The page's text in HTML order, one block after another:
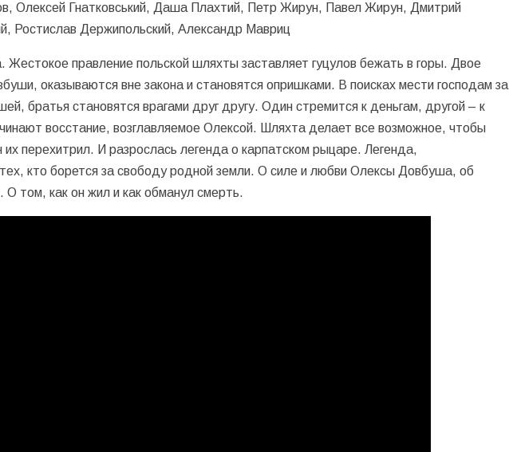
Олексей Гнатковський, Даша Плахтий, Петр Жирун, Павел Жирун, Дмитрий
Ростислав Держипольский, Александр Мавриц
правление польской шляхты заставляет гуцулов бежать в горы. Двое
оказываются вне закона и становятся опришками. В поисках мести господам за
братья становятся врагами друг другу. Один стремится к деньгам, другой – к
восстание, возглавляемое Олексой. Шляхта делает все возможное, чтобы
перехитрил. И разрослась легенда о карпатском рыцаре. Легенда,
кто борется за свободу родной земли. О силе и любви Олексы Довбуша, об
О том, как он жил и как обманул смерть.